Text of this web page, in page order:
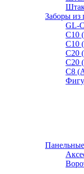
Заборы из
GL-
С10
С10
С20
С20
С8